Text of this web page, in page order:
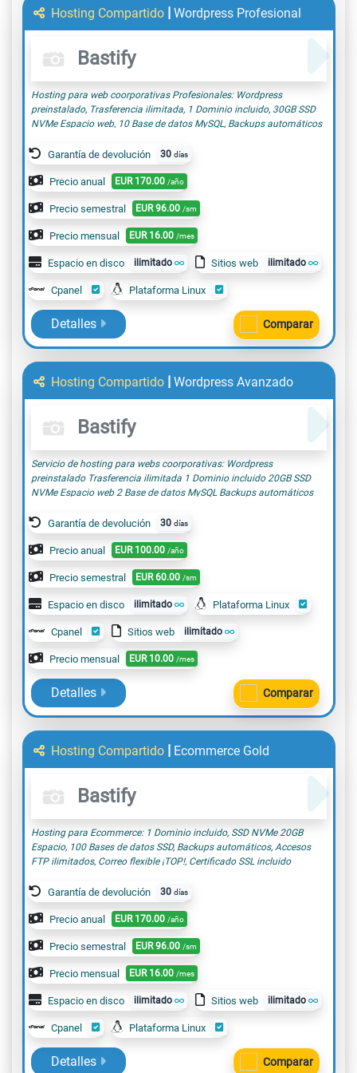
Hosting Compartido | Wordpress Profesional
Bastify
Hosting para web coorporativas Profesionales: Wordpress
preinstalado, Trasferencia ilimitada, 1 Dominio incluido, 30GB SSD
NVMe Espacio web, 10 Base de datos MySQL, Backups automáticos
Garantía de devolución 30 días
Precio anual EUR 170.00 /año
Precio semestral EUR 96.00 /sm
Precio mensual EUR 16.00 /mes
Espacio en disco ilimitado Sitios web ilimitado
Cpanel Plataforma Linux
Detalles Comparar
Hosting Compartido | Wordpress Avanzado
Bastify
Servicio de hosting para webs coorporativas: Wordpress
preinstalado Trasferencia ilimitada 1 Dominio incluido 20GB SSD
NVMe Espacio web 2 Base de datos MySQL Backups automáticos
Garantía de devolución 30 días
Precio anual EUR 100.00 /año
Precio semestral EUR 60.00 /sm
Espacio en disco ilimitado Plataforma Linux
Cpanel Sitios web ilimitado
Precio mensual EUR 10.00 /mes
Detalles Comparar
Hosting Compartido | Ecommerce Gold
Bastify
Hosting para Ecommerce: 1 Dominio incluido, SSD NVMe 20GB
Espacio, 100 Bases de datos SSD, Backups automáticos, Accesos
FTP ilimitados, Correo flexible ¡TOP!, Certificado SSL incluido
Garantía de devolución 30 días
Precio anual EUR 170.00 /año
Precio semestral EUR 96.00 /sm
Precio mensual EUR 16.00 /mes
Espacio en disco ilimitado Sitios web ilimitado
Cpanel Plataforma Linux
Detalles Comparar